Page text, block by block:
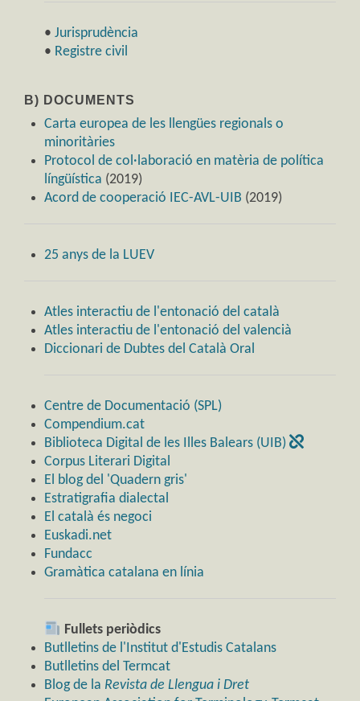
• Jurisprudència
• Registre civil
B) DOCUMENTS
Carta europea de les llengües regionals o
minoritàries
Protocol de col·laboració en matèria de política
língüística (2019)
Acord de cooperació IEC-AVL-UIB (2019)
25 anys de la LUEV
Atles interactiu de l'entonació del català
Atles interactiu de l'entonació del valencià
Diccionari de Dubtes del Català Oral
Centre de Documentació (SPL)
Compendium.cat
Biblioteca Digital de les Illes Balears (UIB)
Corpus Literari Digital
El blog del 'Quadern gris'
Estratigrafia dialectal
El català és negoci
Euskadi.net
Fundacc
Gramàtica catalana en línia
Fullets periòdics
Butlletins de l'Institut d'Estudis Catalans
Butlletins del Termcat
Blog de la Revista de Llengua i Dret